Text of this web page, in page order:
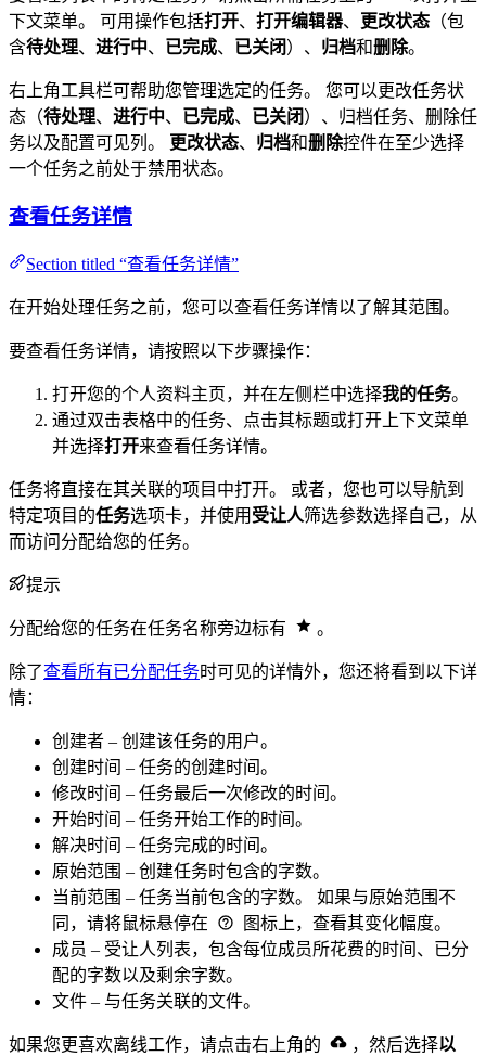
下文菜单。 可用操作包括打开、 打开编辑器、 更改状态 （包
含待处理、 进行中、 已完成、 已关闭）、 归档和删除。
右上角工具栏可帮助您管理选定的任务。 您可以更改任务状
态（待处理、 进行中、 已完成、 已关闭）、归档任务、删除任
务以及配置可见列。
更改状态、 归档和删除控件在至少选择
一个任务之前处于禁用状态。
查看任务详情
Section titled “查看任务详情”
在开始处理任务之前，您可以查看任务详情以了解其范围。
要查看任务详情，请按照以下步骤操作：
打开您的个人资料主页，并在左侧栏中选择我的任务。
通过双击表格中的任务、点击其标题或打开上下文菜单
并选择打开来查看任务详情。
任务将直接在其关联的项目中打开。 或者，您也可以导航到
特定项目的任务选项卡，并使用 受让人筛选参数选择自己，从
而访问分配给您的任务。
提示
分配给您的任务在任务名称旁边标有 。
除了查看所有已分配任务时可见的详情外，您还将看到以下详
情：
创建者 – 创建该任务的用户。
创建时间 – 任务的创建时间。
修改时间 – 任务最后一次修改的时间。
开始时间 – 任务开始工作的时间。
解决时间 – 任务完成的时间。
原始范围 – 创建任务时包含的字数。
当前范围 – 任务当前包含的字数。 如果与原始范围不
同，请将鼠标悬停在
图标上，查看其变化幅度。
成员 – 受让人列表，包含每位成员所花费的时间、已分
配的字数以及剩余字数。
文件 – 与任务关联的文件。
如果您更喜欢离线工作，请点击右上角的 ，然后选择以